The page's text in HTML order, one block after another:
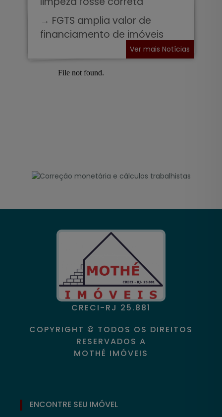
→ FGTS amplia valor de
financiamento de imóveis
Ver mais Notícias
CRECI-RJ 25.881
COPYRIGHT © TODOS OS DIREITOS
RESERVADOS A
MOTHÉ IMÓVEIS
ENCONTRE SEU IMÓVEL